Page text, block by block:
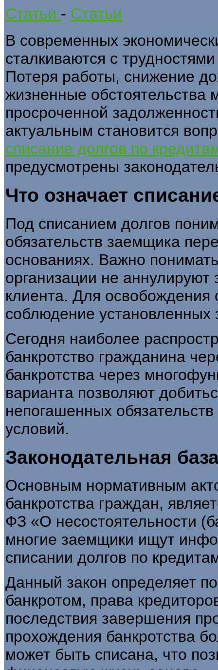
Статьи - Статьи
В современных
сталкиваются с
Потеря работы, снижение
жизненные обстоятельства
просроченной
актуальным становится
списание долгов по
предусмотрены
Что означает
Под списанием долгов
обязательств заемщика
основаниях. Важно
организации не
клиента. Для освобождения
соблюдение установленных
Сегодня наиболее
банкротство гражданина
банкротства через
варианта позволяют
непогашенных
условий.
Законодательная
Основным нормативным
банкротства граждан,
ФЗ «О несостоятельности
многие заемщики ищут
списании долгов по
Данный закон определяет
банкротом, права
последствия завершения
прохождения банкротства
может быть списана, что